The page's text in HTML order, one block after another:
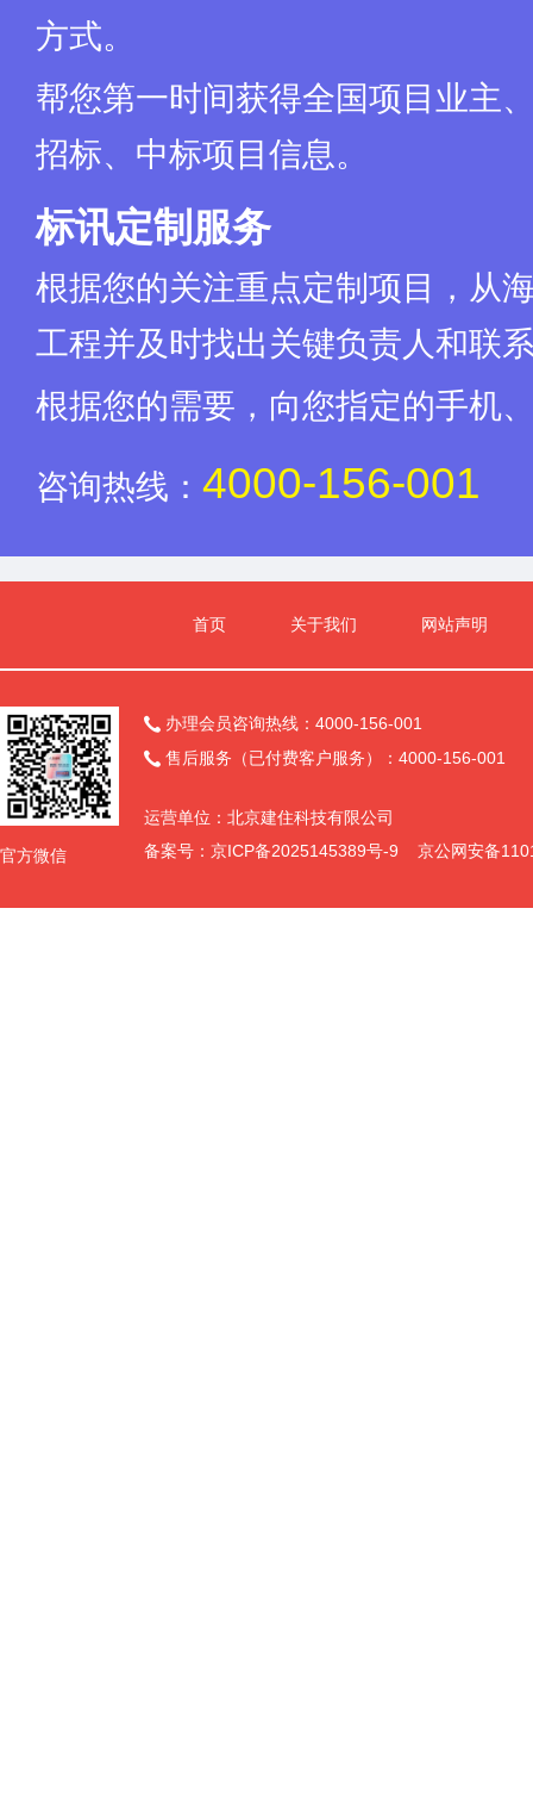
方式。
帮您第一时间获得全国项目业主
招标、中标项目信息。
标讯定制服务
根据您的关注重点定制项目，从
工程并及时找出关键负责人和联
根据您的需要，向您指定的手机
咨询热线： 4000-156-001
首页 关于我们 网站声明
官方微信
 办理会员咨询热线：4000-156-001
 售后服务（已付费客户服务）：4000-156-001
运营单位：北京建住科技有限公司
备案号： 京ICP备2025145389号-9 京公网安备